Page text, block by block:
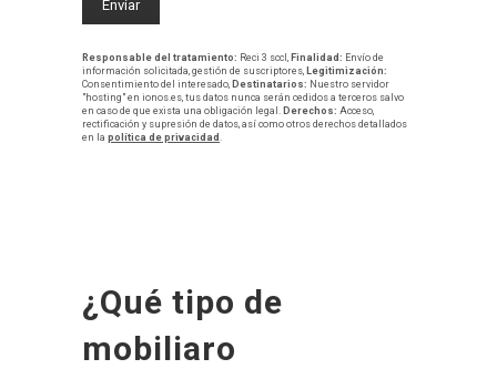
Responsable del tratamiento: Reci 3 sccl, Finalidad: Envío de
información solicitada, gestión de suscriptores,
Legitimización:
Consentimiento del interesado, Destinatarios: Nuestro servidor
"hosting" en ionos.es, tus datos nunca serán cedidos a terceros salvo
en caso de que exista una obligación legal.
Derechos: Acceso,
rectificación y supresión de datos, así como otros derechos detallados
en la política de privacidad
¿Qué tipo de
mobiliaro